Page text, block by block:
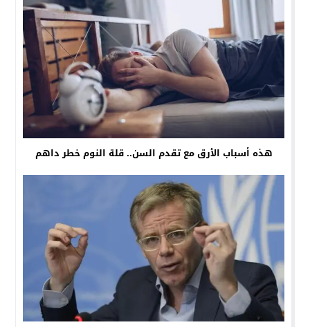
هذه أسباب الأرق مع تقدم السن.. قلة النوم خطر داهم